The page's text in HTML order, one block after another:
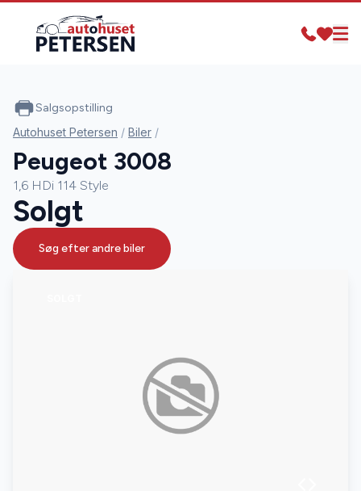
Salgsopstilling
Autohuset Petersen / Biler /
Peugeot 3008
1,6 HDi 114 Style
Solgt
Søg efter andre biler